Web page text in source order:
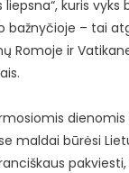
kuris vyks
bažnyčioje – tai
Romoje ir
dienomis
maldai būrėsi